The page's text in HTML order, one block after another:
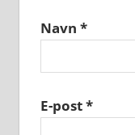
Navn *
E-post*